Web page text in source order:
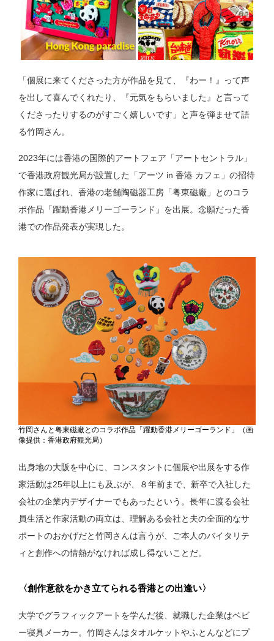
「個展に来てくださった方が作品を見て、『わー！』って声
を出して喜んでくれたり、『元気をもらいました』と言って
くださったりするのがすごく嬉しいです」と声を弾ませて語
る竹岡さん。
2023年には香港の国際的アートフェア「アートセントラル」
で香港政府観光局が設置した「アーツ in 香港 カフェ」の招待
作家に選ばれ、香港の老舗陶磁器工房「粤東磁廠」とのコラ
ボ作品「躍動香港メリーゴーランド」を出展。念願だった香
港での作品発表が実現した。
竹岡さんと粤東磁廠とのコラボ作品「躍動香港メリーゴーランド」（画
像提供：香港政府観光局）
出身地の大阪を中心に、コンスタントに個展や出展をする作
家活動は25年以上にも及ぶが、８年前まで、新卒で入社した
会社の企業内デザイナーでもあったという。長年に渡る会社
員生活と作家活動の両立は、理解ある会社と夫の全面的なサ
ポートのおかげだと竹岡さんは言うが、ご本人のバイタリテ
ィと創作への情熱がなければ成し得ないことだ。
〈創作意欲をかき立てられる香港との出逢い〉
大学でグラフィックアートを学んだ後、就職した企業はベビ
ー寝具メーカー。竹岡さんはタオルケットやふとんなどにプ